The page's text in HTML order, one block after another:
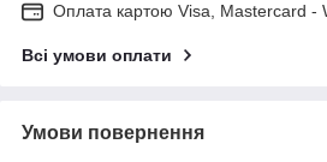
Оплата картою Visa, Mastercard -
Всі умови оплати
Умови повернення